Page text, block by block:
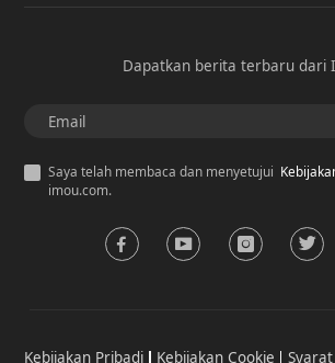
Dapatkan berita terbaru dari
Saya telah membaca dan menyetujui
imou.com.
Kebijakan Pribadi Kebijakan Cookie